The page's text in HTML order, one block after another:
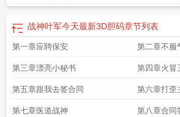
胆战神叶军杀合尾最新章节更新时间
战神叶军今天最新3D胆码章节列表
第一章应聘保安 第二章不服
第三章漂亮小秘书 第四章火冒
第五章跟我去签合同 第六章打歪
第七章医道战神 第八章合同